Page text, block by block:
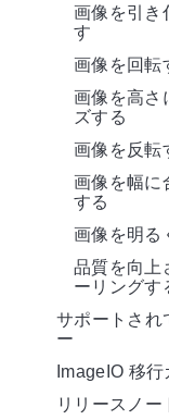
画像を引き
す
画像を回転
画像を高さ
ズする
画像を反転
画像を幅に
する
画像を明る
品質を向上
ーリングす
サポートされ
ー
ImageIO 移行
リリースノー